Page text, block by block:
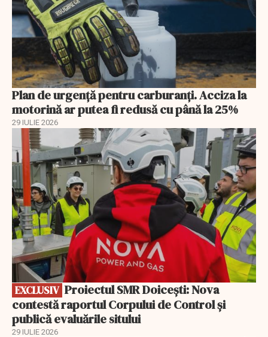
Plan de urgență pentru carburanți. Acciza la
motorină ar putea fi redusă cu până la 25%
29 IULIE 2026
EXCLUSIV
EXCLUSIV
contestă raportul Corpului de Control și
publică evaluările sitului
29 IULIE 2026